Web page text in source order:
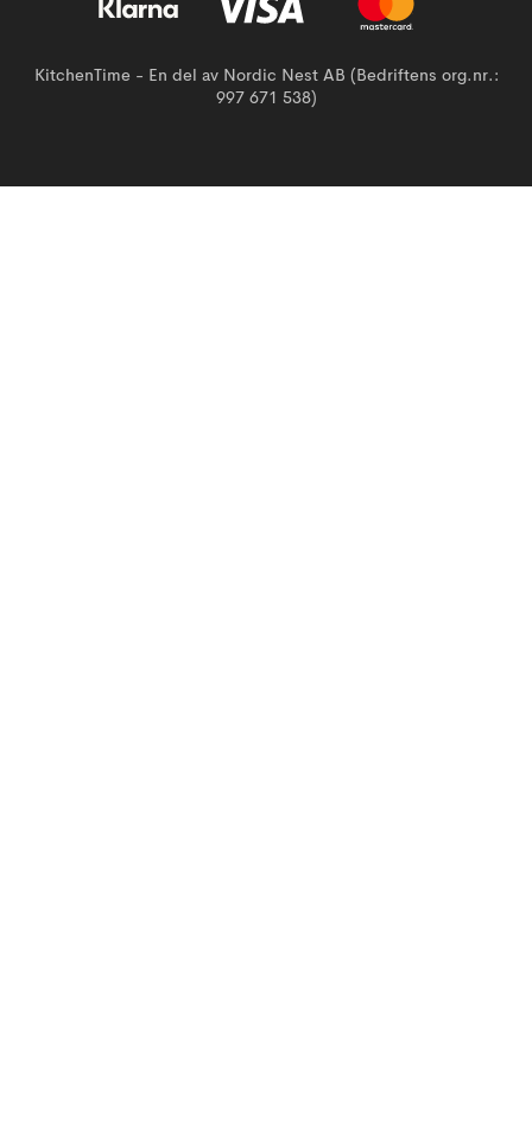
KitchenTime - En del av Nordic Nest AB (Bedriftens org.nr.:
997 671 538)